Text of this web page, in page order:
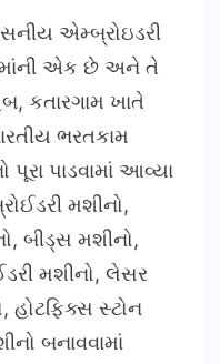
એમ્બ્રોઇડરી
એક છે અને તે
કતારગામ ખાતે
ભરતકામ
પૂરા પાડવામાં આવ્યા
મશીનો,
બીડ્સ મશીનો,
મશીનો, લેસર
હોટફિક્સ સ્ટોન
બનાવવામાં